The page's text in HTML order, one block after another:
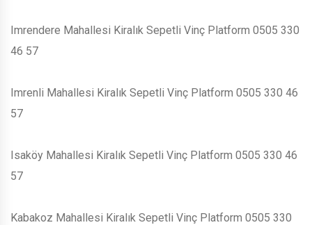
Imrendere Mahallesi Kiralık Sepetli Vinç Platform 0505 330
46 57
Imrenli Mahallesi Kiralık Sepetli Vinç Platform 0505 330 46
57
Isaköy Mahallesi Kiralık Sepetli Vinç Platform 0505 330 46
57
Kabakoz Mahallesi Kiralık Sepetli Vinç Platform 0505 330